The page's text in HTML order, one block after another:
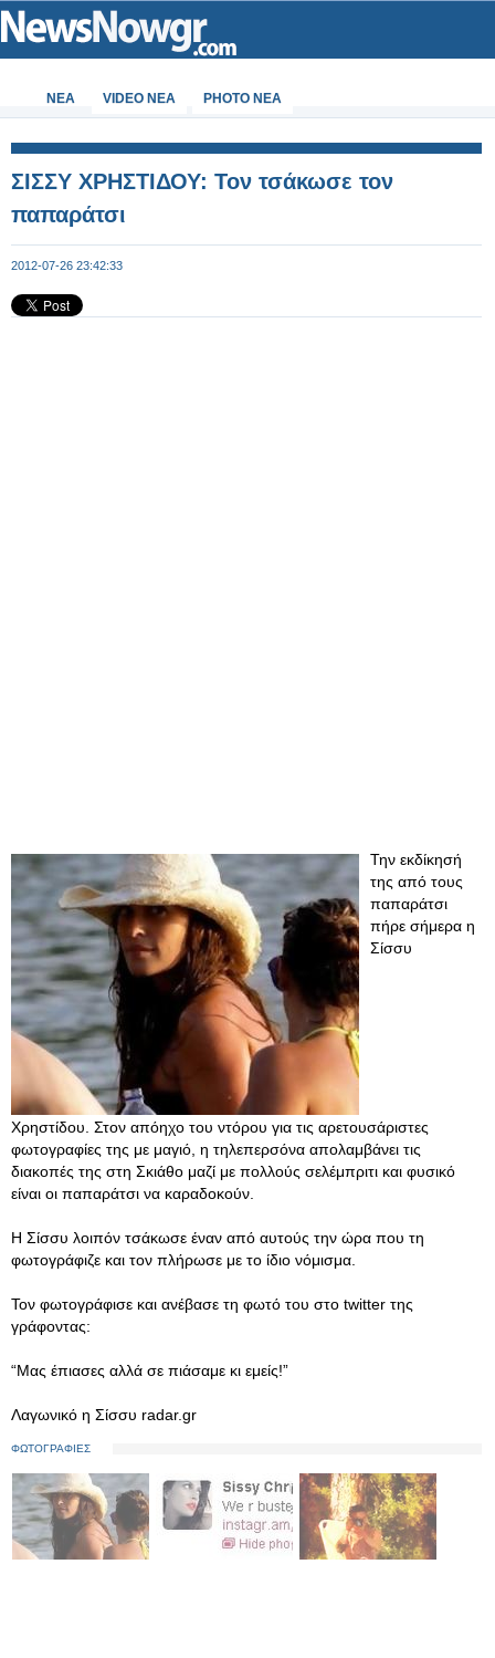
ΝΕΑ VIDEO NEA PHOTO NEA
ΣΙΣΣΥ ΧΡΗΣΤΙΔΟΥ: Τον τσάκωσε τον
παπαράτσι
2012-07-26 23:42:33
Την εκδίκησή
της από τους
παπαράτσι
πήρε σήμερα η
Σίσσυ
Χρηστίδου. Στον απόηχο του ντόρου για τις αρετουσάριστες
φωτογραφίες της με μαγιό, η τηλεπερσόνα απολαμβάνει τις
διακοπές της στη Σκιάθο μαζί με πολλούς σελέμπριτι και φυσικό
είναι οι παπαράτσι να καραδοκούν.
Η Σίσσυ λοιπόν τσάκωσε έναν από αυτούς την ώρα που τη
φωτογράφιζε και τον πλήρωσε με το ίδιο νόμισμα.
Τον φωτογράφισε και ανέβασε τη φωτό του στο twitter της
γράφοντας:
“Μας έπιασες αλλά σε πιάσαμε κι εμείς!”
Λαγωνικό η Σίσσυ radar.gr
ΦΩΤΟΓΡΑΦΙΕΣ